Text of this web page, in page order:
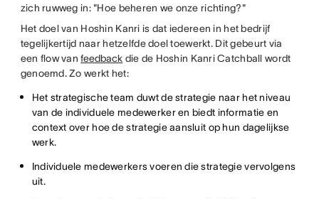
zich ruwweg in: "Hoe beheren we onze richting?"
Het doel van Hoshin Kanri is dat iedereen in het bedrijf
tegelijkertijd naar hetzelfde doel toewerkt. Dit gebeurt via
een flow vanfeedback die de Hoshin Kanri Catchball wordt
genoemd. Zo werkt het:
Het strategische team duwt de strategie naar het niveau
van de individuele medewerker en biedt informatie en
context over hoe de strategie aansluit op hun dagelijkse
werk.
Individuele medewerkers voeren die strategie vervolgens
uit.